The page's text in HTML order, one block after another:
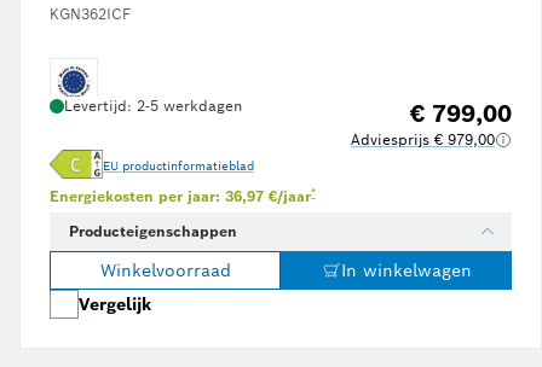
en gebaseerd op het gemiddelde energieverbruik zoals vermeld op het energielabel.
van € 0,23 per kWh, overgenomen van onafhankelijk onderzoeksplatform Statista op
KGN362ICF
Levertijd: 2-5 werkdagen € 799,00
Adviesprijs € 979,00
EU productinformatieblad
Energiekosten per jaar: 36,97 €/jaarVoetnoot *: Schatting op basis van een
*
Producteigenschappen
Winkelvoorraad
In winkelwagen
Vergelijk